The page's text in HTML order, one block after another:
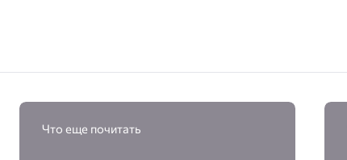
Что еще почитать